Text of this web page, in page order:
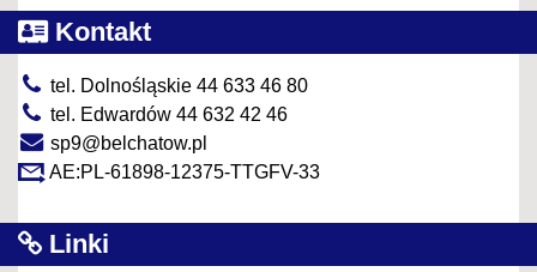
Kontakt
tel. Dolnośląskie 44 633 46 80
tel. Edwardów 44 632 42 46
sp9@belchatow.pl
AE:PL-61898-12375-TTGFV-33
Linki